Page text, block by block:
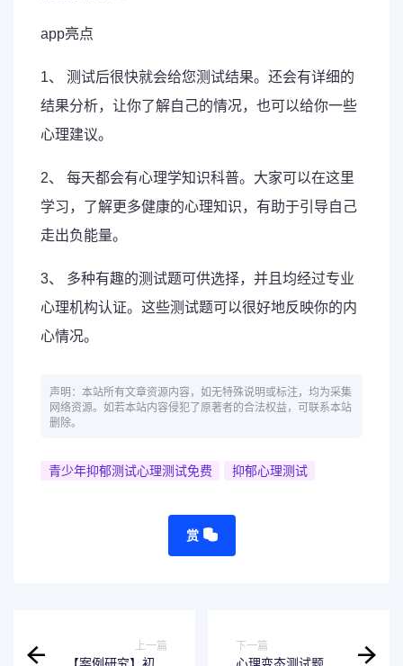
app亮点
1、 测试后很快就会给您测试结果。还会有详细的
结果分析，让你了解自己的情况，也可以给你一些
心理建议。
2、 每天都会有心理学知识科普。大家可以在这里
学习，了解更多健康的心理知识，有助于引导自己
走出负能量。
3、 多种有趣的测试题可供选择，并且均经过专业
心理机构认证。这些测试题可以很好地反映你的内
心情况。
声明：本站所有文章资源内容，如无特殊说明或标注，均为采集
网络资源。如若本站内容侵犯了原著者的合法权益，可联系本站
删除。
青少年抑郁测试心理测试免费 抑郁心理测试
赏
上一篇 下一篇